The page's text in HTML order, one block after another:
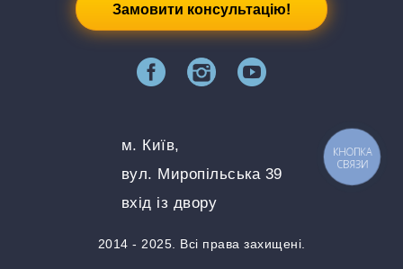
м. Київ,
вул. Миропільська 39
вхід із двору
Замовити консультацію!
2014 - 2025. Всі права захищені.
КНОПКА
СВЯЗИ